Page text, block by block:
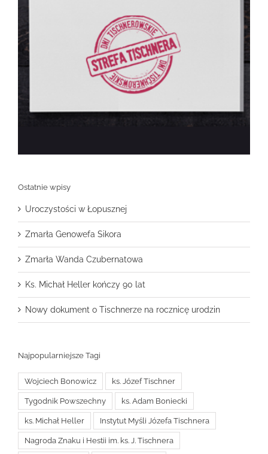
Ostatnie wpisy
Uroczystości w Łopusznej
Zmarła Genowefa Sikora
Zmarła Wanda Czubernatowa
Ks. Michał Heller kończy 90 lat
Nowy dokument o Tischnerze na rocznicę urodzin
Najpopularniejsze Tagi
Wojciech Bonowicz ks. Józef Tischner
Tygodnik Powszechny ks. Adam Boniecki
ks. Michał Heller Instytut Myśli Józefa Tischnera
Nagroda Znaku i Hestii im. ks. J. Tischnera